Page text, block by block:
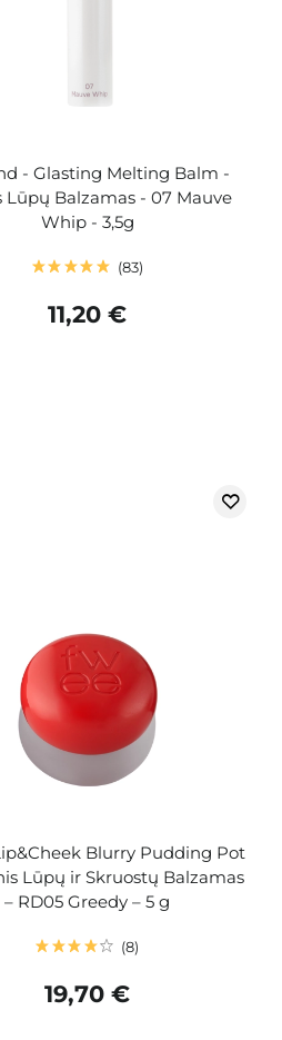
- Glasting Melting Balm -
Lūpų Balzamas - 07 Mauve
Whip - 3,5g
83
11,20 €
Blurry Pudding Pot
Lūpų ir Skruostų Balzamas
– RD05 Greedy – 5 g
8
19,70 €